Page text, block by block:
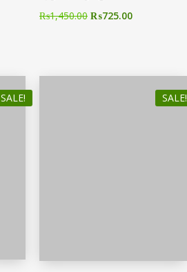
₨1,450.00 ₨725.00
SALE! SALE!